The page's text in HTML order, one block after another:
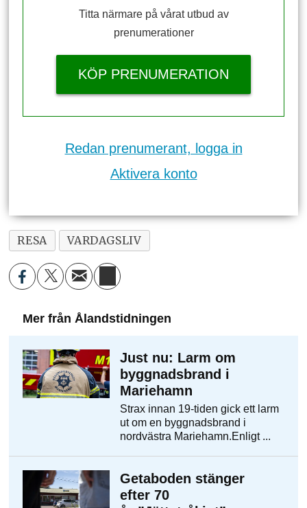
Titta närmare på vårat utbud av
prenumerationer
KÖP PRENUMERATION
Redan prenumerant, logga in
Aktivera konto
RESA VARDAGSLIV